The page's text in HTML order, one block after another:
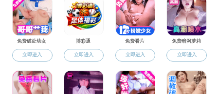
公告公示
教学通知
学生事务
关于2020
各位老师：
2020年度“中国化
投稿时需提交《回